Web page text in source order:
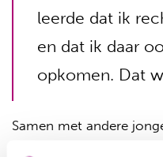
leerde dat ik
en dat ik daar
opkomen. Dat
Samen met andere
Rights Organisation